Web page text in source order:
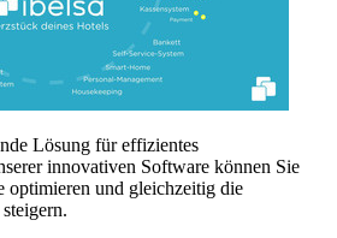
Lösung für effizientes
innovativen Software können Sie
optimieren und gleichzeitig die